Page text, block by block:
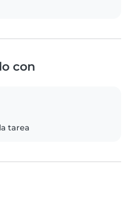
con
tarea